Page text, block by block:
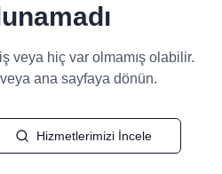
veya hiç var olmamış olabilir.
ana sayfaya dönün.
Hizmetlerimizi İncele